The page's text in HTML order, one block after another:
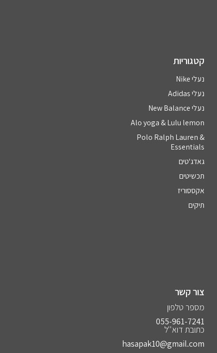
קטגוריות
נעלי Nike
נעלי Adidas
נעלי New Balance
Alo yoga & Lulu lemon
Polo Ralph Lauren &
Essentials
גאדג'טים
תכשיטים
אקססוריז
תיקים
צור קשר
מספר טלפון
055-961-7241⁩
כתובת דוא''ל
hasapak10@gmail.com